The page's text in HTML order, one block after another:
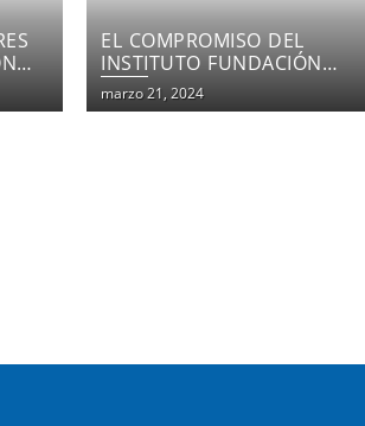
FOMENTANDO LA INCLUSIÓN
EDUCATIVA
marzo 18, 2024